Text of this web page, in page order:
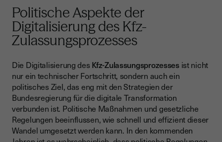
Politische Aspekte der
Digitalisierung des Kfz-
Zulassungsprozesses
Die Digitalisierung des Kfz-Zulassungsprozessesist nicht
nur ein technischer Fortschritt, sondern auch ein
politisches Ziel, das eng mit den Strategien der
Bundesregierung für die digitale Transformation
verbunden ist. Politische Maßnahmen und gesetzliche
Regelungen beeinflussen, wie schnell und effizient dieser
Wandel umgesetzt werden kann. In den kommenden